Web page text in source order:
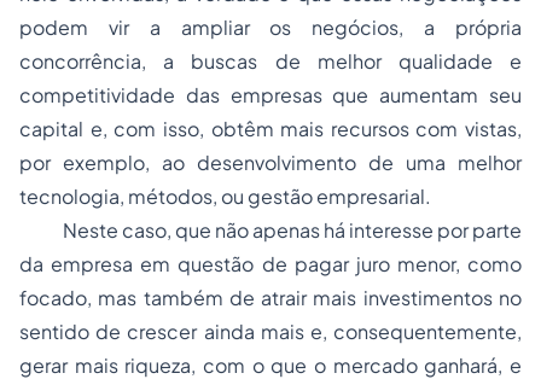
podem vir a ampliar os negócios, a própria
concorrência, a buscas de melhor qualidade e
competitividade das empresas que aumentam seu
capital e, com isso, obtêm mais recursos com vistas,
por exemplo, ao desenvolvimento de uma melhor
tecnologia, métodos, ou gestão empresarial.
Neste caso, que não apenas há interesse por parte
da empresa em questão de pagar juro menor, como
focado, mas também de atrair mais investimentos no
sentido de crescer ainda mais e, consequentemente,
gerar mais riqueza, com o que o mercado ganhará, e